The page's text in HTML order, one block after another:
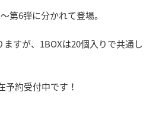
第6弾に分かれて登場。
すが、1BOXは20個入りで共通し
予約受付中です！